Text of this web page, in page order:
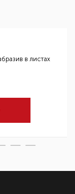
в листах